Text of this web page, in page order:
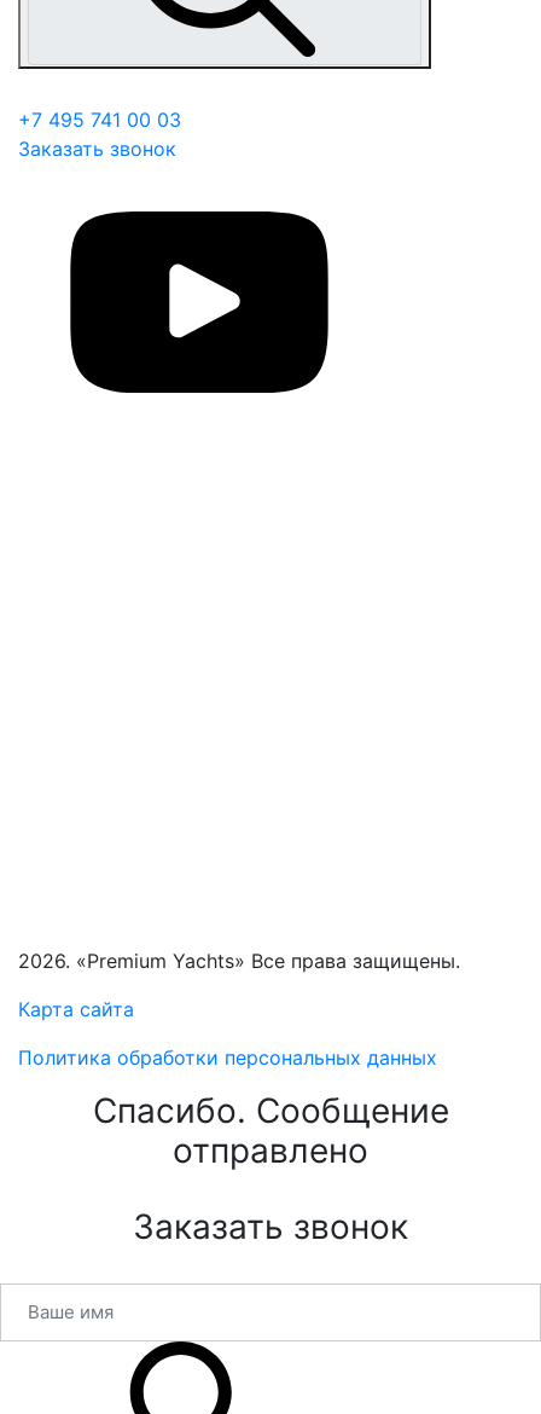
+7 495 741 00 03
Заказать звонок
2026. «Premium Yachts» Все права защищены.
Карта сайта
Политика обработки персональных данных
Спасибо. Сообщение
отправлено
Заказать звонок